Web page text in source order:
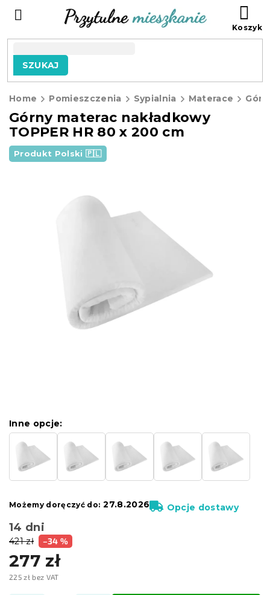
SZUKAJ
Home Pomieszczenia Sypialnia Materace
Górny materac nakładkowy
TOPPER HR 80 x 200 cm
Produkt Polski 🇵🇱
421 zł –34 %
277 zł
225 zł bez VAT
14 dni
Inne opcje:
Możemy doręczyć do: 27.8.2026 Opcje dostawy